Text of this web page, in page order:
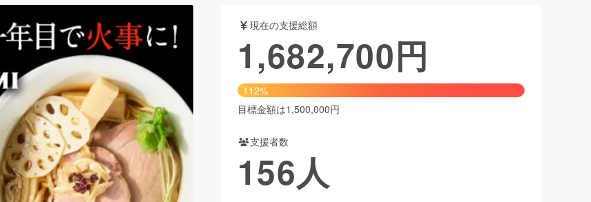
舞台・パフォーマンス
ム・サービス開発 ファッション
・雑誌出版 アニメ・漫画
レンジ ビューティー・ヘルスケア
現在の支援総額
1,682,700円
112%
目標金額は1,500,000円
支援者数
156人